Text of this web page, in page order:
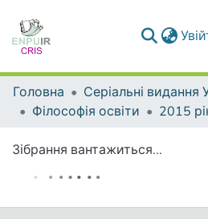
Головна
Філософія освіти
2015
Зібрання вантажиться...